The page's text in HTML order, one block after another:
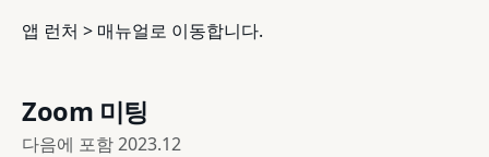
앱 런처 > 매뉴얼로 이동합니다.
Zoom 미팅
다음에 포함2023.12